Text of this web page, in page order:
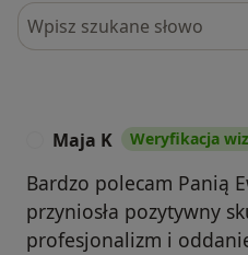
Szukaj w opiniach
Maja K Weryfikacja
Bardzo polecam Panią
przyniosła pozytywny
profesjonalizm i